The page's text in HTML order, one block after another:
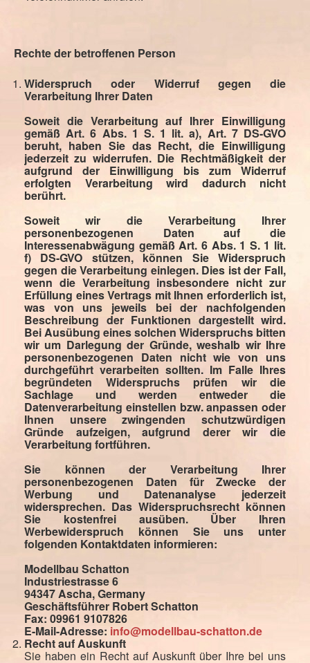
Rechte der betroffenen Person
Widerspruch oder Widerruf gegen die
Verarbeitung Ihrer Daten
Soweit die Verarbeitung auf Ihrer Einwilligung
gemäß Art. 6 Abs. 1 S. 1 lit. a), Art. 7 DS-GVO
beruht, haben Sie das Recht, die Einwilligung
jederzeit zu widerrufen. Die Rechtmäßigkeit der
aufgrund der Einwilligung bis zum Widerruf
erfolgten Verarbeitung wird dadurch nicht
berührt.
Soweit wir die Verarbeitung Ihrer
personenbezogenen Daten auf die
Interessenabwägung gemäß Art. 6 Abs. 1 S. 1 lit.
f) DS-GVO stützen, können Sie Widerspruch
gegen die Verarbeitung einlegen. Dies ist der Fall,
wenn die Verarbeitung insbesondere nicht zur
Erfüllung eines Vertrags mit Ihnen erforderlich ist,
was von uns jeweils bei der nachfolgenden
Beschreibung der Funktionen dargestellt wird.
Bei Ausübung eines solchen Widerspruchs bitten
wir um Darlegung der Gründe, weshalb wir Ihre
personenbezogenen Daten nicht wie von uns
durchgeführt verarbeiten sollten. Im Falle Ihres
begründeten Widerspruchs prüfen wir die
Sachlage und werden entweder die
Datenverarbeitung einstellen bzw. anpassen oder
Ihnen unsere zwingenden schutzwürdigen
Gründe aufzeigen, aufgrund derer wir die
Verarbeitung fortführen.
Sie können der Verarbeitung Ihrer
personenbezogenen Daten für Zwecke der
Werbung und Datenanalyse jederzeit
widersprechen. Das Widerspruchsrecht können
Sie kostenfrei ausüben. Über Ihren
Werbewiderspruch können Sie uns unter
folgenden Kontaktdaten informieren:
Modellbau Schatton
Industriestrasse 6
94347 Ascha, Germany
Geschäftsführer Robert Schatton
Fax: 09961 9107826
E-Mail-Adresse: info@modellbau-schatton.de
Recht auf Auskunft
Sie haben ein Recht auf Auskunft über Ihre bei uns